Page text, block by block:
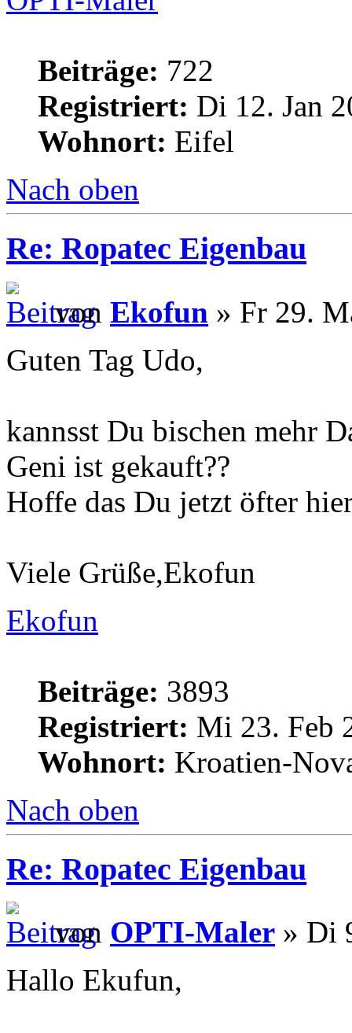
Beiträge: 722
Registriert: Di 12. Jan
Wohnort: Eifel
Nach oben
Re: Ropatec Eigenbau
von Ekofun » Fr 29.
Guten Tag Udo,
kannsst Du bischen mehr
Geni ist gekauft??
Hoffe das Du jetzt öfter
Viele Grüße,Ekofun
Ekofun
Beiträge: 3893
Registriert: Mi 23. Feb
Wohnort: Kroatien-
Nach oben
Re: Ropatec Eigenbau
von OPTI-Maler » Di
Hallo Ekufun,